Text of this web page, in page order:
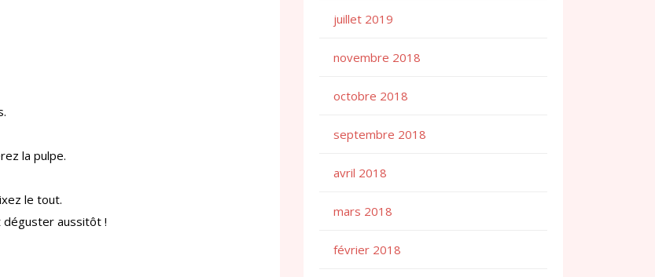
la pulpe.
le tout.
déguster aussitôt !
juillet 2019
novembre 2018
octobre 2018
septembre 2018
avril 2018
mars 2018
février 2018